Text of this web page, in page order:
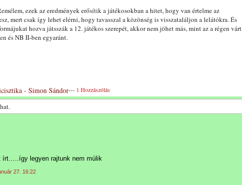
ezek az eredmények erősítik a játékosokban a hitet, hogy van értelme az
mert csak így lehet elérni, hogy tavasszal a közönség is visszataláljon a lelátókra. És
hozva játsszák a 12. játékos szerepét, akkor nem jöhet más, mint az a régen várt
és NB II-ben egyaránt.
- Simon Sándor--- 1 Hozzászólás
írt…..így legyen rajtunk nem múlik
27. 16:22